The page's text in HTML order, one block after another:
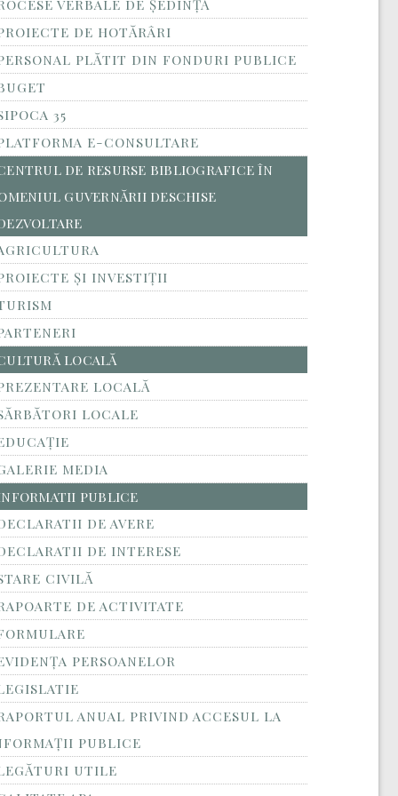
VERBALE DE ȘEDINȚĂ
DE HOTĂRÂRI
PLĂTIT DIN FONDURI PUBLICE
35
E-CONSULTARE
DE RESURSE BIBLIOGRAFICE ÎN
GUVERNĂRII DESCHISE
ȘI INVESTIȚII
LOCALĂ
LOCALĂ
LOCALE
MEDIA
PUBLICE
DE AVERE
DE INTERESE
CIVILĂ
DE ACTIVITATE
PERSOANELOR
ANUAL PRIVIND ACCESUL LA
PUBLICE
UTILE